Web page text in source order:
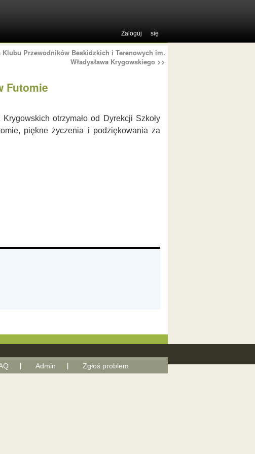
Zaloguj się
Klubu Przewodników Beskidzkich i Terenowych im.
Władysława Krygowskiego >>
Futomie
otrzymało od Dyrekcji Szkoły
piękne życzenia i podziękowania za
Admin Zgłoś problem